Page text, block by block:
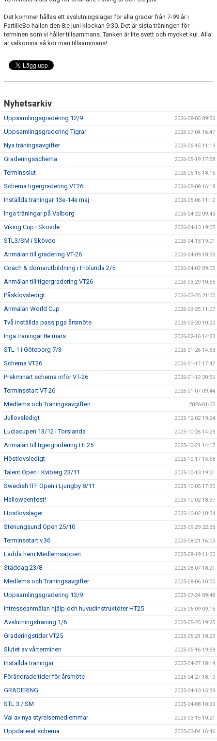
SHOP
Det kommer hållas ett avslutningsläger för alla grader från 7-99 år i
PartilleBo hallen den 8:e juni klockan 9:30. Det är sista träningen för
terminen som vi håller tillsammans. Tanken är lite svett och mycket kul. Alla
är välkomna så kör man tillsammans!
Nyhetsarkiv
Uppsamlingsgradering 12/9 2026-08-05 09:56
Uppsamlingsgradering Tigrar 2026-07-04 16:47
Nya träningsavgifter 2026-06-15 11:19
Graderingsschema 2026-05-19 17:58
Terminsslut 2026-05-15 18:15
Schema tigergradering VT26 2026-05-08 16:18
Inställda träningar 13e-14e maj 2026-05-06 11:12
Inga träningar på Valborg 2026-04-22 09:43
Viking Cup i Skövde 2026-04-13 19:05
STL3/SM i Skövde 2026-04-13 19:01
Anmälan till gradering VT-26 2026-04-09 18:35
Coach & domarutbildning i Frölunda 2/5 2026-04-02 09:05
Anmälan till tigergradering VT26 2026-03-29 10:56
Påsklovsledigt 2026-03-25 21:00
Anmälan World Cup 2026-03-25 11:07
Två inställda pass pga årsmöte 2026-03-20 10:20
Inga träningar 8e mars 2026-02-16 14:23
STL 1 i Göteborg 7/3 2026-01-26 14:53
Schema VT26 2026-01-17 17:47
Preliminärt schema inför VT-26 2026-01-12 20:56
Terminsstart VT-26 2026-01-07 09:44
Medlems och Träningsavgiften 2026-01-05
Jullovsledigt 2025-12-02 19:24
Luciacupen 13/12 i Torslanda 2025-10-26 14:29
Anmälan till tigergradering HT25 2025-10-21 14:17
Höstlovsledigt 2025-10-17 15:58
Talent Open i Kviberg 23/11 2025-10-13 19:21
Swedish ITF Open i Ljungby 8/11 2025-10-05 17:30
Halloweenfest! 2025-10-02 18:37
Höstlovsläger 2025-10-02 18:34
Stenungsund Open 25/10 2025-09-29 22:33
Terminsstart v.36 2025-08-21 16:03
Ladda hem Medlemsappen 2025-08-19 11:00
Städdag 23/8 2025-08-07 18:21
Medlems och Träningsavgifter 2025-08-06 10:00
Uppsamlingsgradering 13/9 2025-07-24 09:48
Intresseanmälan hjälp-och huvudinstruktörer HT25 2025-06-09 09:16
Avslutningsträning 1/6 2025-05-25 19:25
Graderingstider VT25 2025-05-21 18:29
Slutet av vårterminen 2025-05-16 19:58
Inställda träningar 2025-04-27 18:14
Förändrade tider för årsmöte 2025-04-27 18:10
GRADERING 2025-04-13 15:39
STL 3 / SM 2025-04-08 10:29
Val av nya styrelsemedlemmar 2025-03-15 10:21
Uppdaterat schema 2025-03-04 16:46